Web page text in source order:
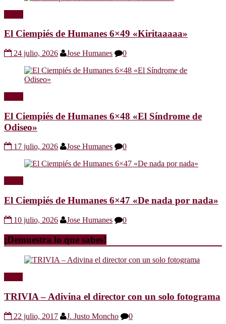
El Ciempiés de Humanes 6×49 «Kiritaaaaa»
24 julio, 2026 Jose Humanes 0
El Ciempiés de Humanes 6×48 «El Síndrome de
Odiseo»
17 julio, 2026 Jose Humanes 0
El Ciempiés de Humanes 6×47 «De nada por nada»
10 julio, 2026 Jose Humanes 0
¡Demuestra lo que sabes!
TRIVIA – Adivina el director con un solo fotograma
22 julio, 2017 J. Justo Moncho
0